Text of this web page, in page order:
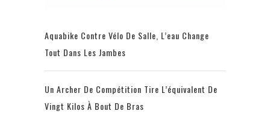
Aquabike Contre Vélo De Salle, L’eau Change
Tout Dans Les Jambes
Un Archer De Compétition Tire L’équivalent De
Vingt Kilos À Bout De Bras